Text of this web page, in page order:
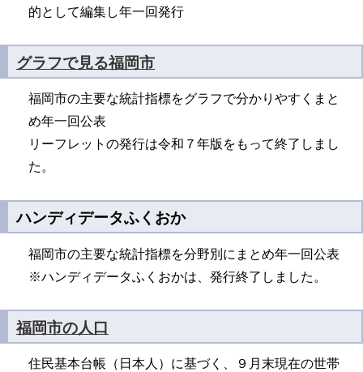
的として編集し年一回発行
グラフで見る福岡市
福岡市の主要な統計指標をグラフで分かりやすくまと
め年一回公表
リーフレットの発行は令和７年版をもって終了しまし
た。
ハンディデータふくおか
福岡市の主要な統計指標を分野別にまとめ年一回公表
※ハンディデータふくおかは、発行終了しました。
福岡市の人口
住民基本台帳（日本人）に基づく、９月末現在の世帯